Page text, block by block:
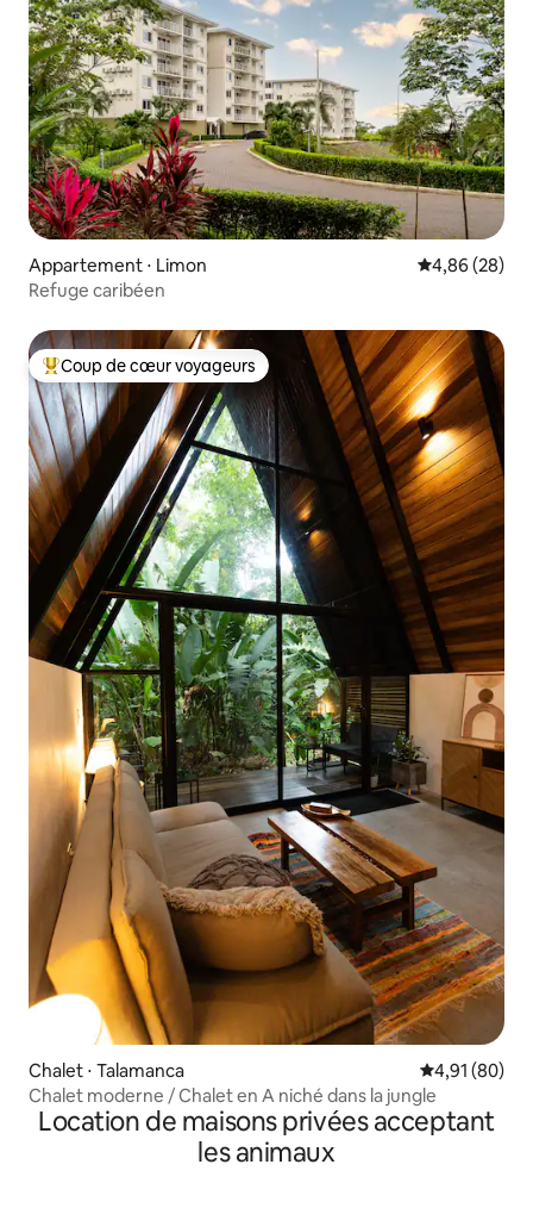
Appartement ⋅ Limon Évaluation
4,86 (28)
Refuge caribéen
Coups de cœur voyageurs les plus appréciés
Coup de cœur voyageurs
Chalet ⋅ Talamanca Évaluation
4,91 (80)
Chalet moderne / Chalet en A niché dans la jungle
Location de maisons privées acceptant
les animaux